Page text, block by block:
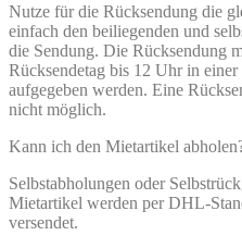
Nutze für die Rücksendung die
einfach den beiliegenden und
die Sendung. Die Rücksendung
Rücksendetag bis 12 Uhr in
aufgegeben werden. Eine
nicht möglich.
Kann ich den Mietartikel
Selbstabholungen oder
Mietartikel werden per DHL-
versendet.